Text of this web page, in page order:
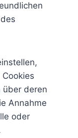
über deren
Annahme
oder